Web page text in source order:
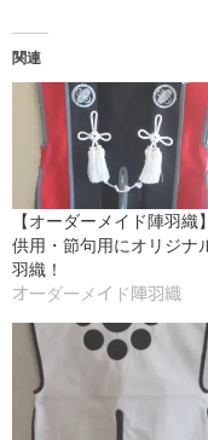
関連
【オーダーメイド陣羽織
供用・節句用にオリジナ
羽織！
オーダーメイド陣羽織